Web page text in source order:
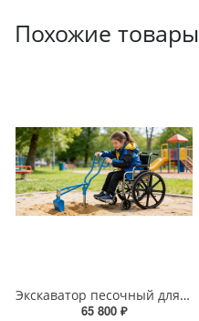
Похожие товары
Экскаватор песочный для занятий сидя
65 800 ₽